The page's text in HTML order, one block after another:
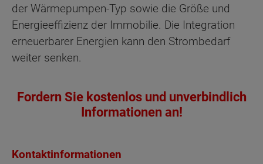
der Wärmepumpen-Typ sowie die Größe und
Energieeffizienz der Immobilie. Die Integration
erneuerbarer Energien kann den Strombedarf
weiter senken.
Fordern Sie kostenlos und unverbindlich
Informationen an!
Kontaktinformationen